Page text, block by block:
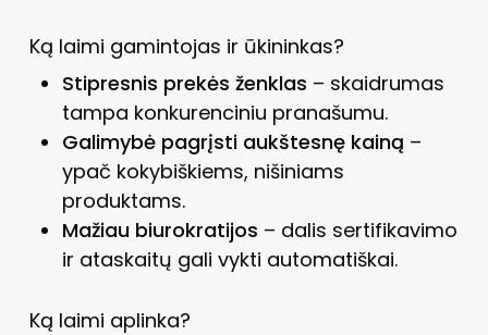
Ką laimi gamintojas ir ūkininkas?
Stipresnis prekės ženklas – skaidrumas
tampa konkurenciniu pranašumu.
Galimybė pagrįsti aukštesnę kainą –
ypač kokybiškiems, nišiniams
produktams.
Mažiau biurokratijos – dalis sertifikavimo
ir ataskaitų gali vykti automatiškai.
Ką laimi aplinka?